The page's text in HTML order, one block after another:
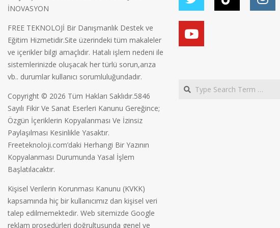
İNOVASYON
FREE TEKNOLOJİ Bir Danışmanlık Destek ve
Eğitim Hizmetidir.Site üzerindeki tüm makaleler
ve içerikler bilgi amaçlıdır. Hatalı işlem nedeni ile
sistemlerinizde oluşacak her türlü sorun,arıza
vb.. durumlar kullanıcı sorumluluğundadır.
Copyright © 2026 Tüm Hakları Saklıdır.5846
Sayılı Fikir Ve Sanat Eserleri Kanunu Gereğince;
Özgün İçeriklerin Kopyalanması Ve İzinsiz
Paylaşılması Kesinlikle Yasaktır.
Freeteknoloji.com’daki Herhangi Bir Yazının
Kopyalanması Durumunda Yasal İşlem
Başlatılacaktır.
Kişisel Verilerin Korunması Kanunu (KVKK)
kapsamında hiç bir kullanıcımız dan kişisel veri
talep edilmemektedir. Web sitemizde Google
reklam prosedürleri doğrultusunda genel ve
Search